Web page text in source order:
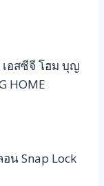
อสซีจี โฮม บุญ
HOME
อน Snap Lock